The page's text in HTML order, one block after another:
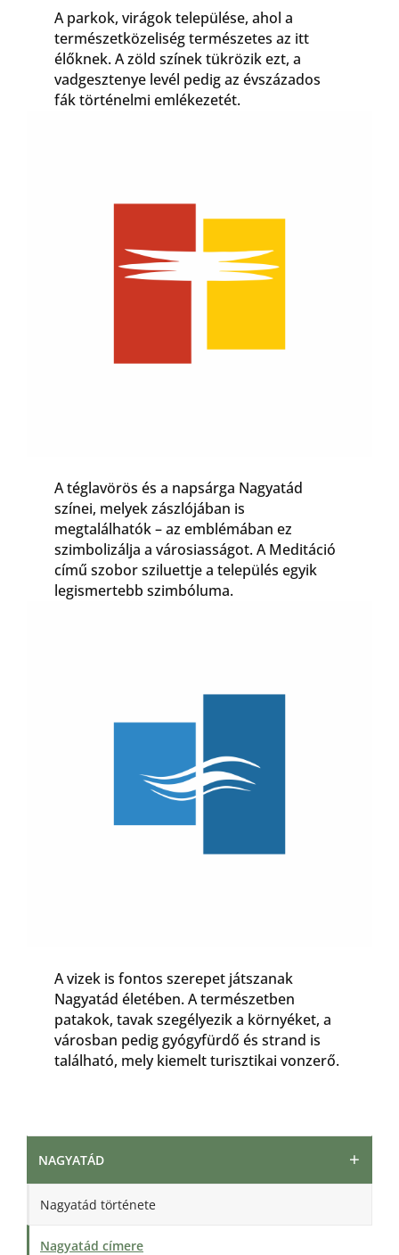
NAGYATÁD
Nagyatád története
Nagyatád címere
A parkok, virágok települése, ahol a
természetközeliség természetes az itt
élőknek. A zöld színek tükrözik ezt, a
vadgesztenye levél pedig az évszázados
fák történelmi emlékezetét.
A téglavörös és a napsárga Nagyatád
színei, melyek zászlójában is
megtalálhatók – az emblémában ez
szimbolizálja a városiasságot. A Meditáció
című szobor sziluettje a település egyik
legismertebb szimbóluma.
A vizek is fontos szerepet játszanak
Nagyatád életében. A természetben
patakok, tavak szegélyezik a környéket, a
városban pedig gyógyfürdő és strand is
található, mely kiemelt turisztikai vonzerő.